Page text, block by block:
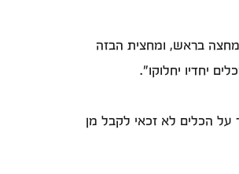
מחצה בראש, ומחצית הבזה
על הכלים יחדיו יחלוקו".
על הכלים לא זכאי לקבל מן